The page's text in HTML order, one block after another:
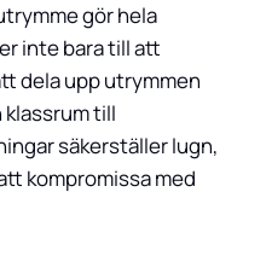
gör hela
inte bara till att
dela upp utrymmen
till
säkerställer lugn,
kompromissa med